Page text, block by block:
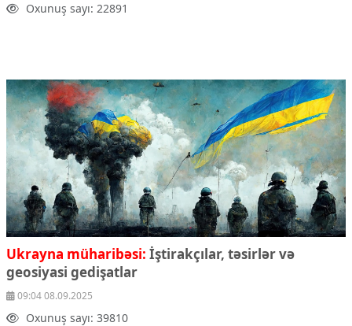
Oxunuş sayı: 22891
Ukrayna müharibəsi: İştirakçılar, təsirlər və
geosiyasi gedişatlar
09:04 08.09.2025
Oxunuş sayı: 39810